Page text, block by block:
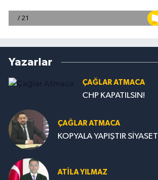
Yazarlar
ÇAĞLAR ATMACA
CHP KAPATILSIN!
ÇAĞLAR ATMACA
KOPYALA YAPIŞTIR SİYASET
ATILA YILMAZ